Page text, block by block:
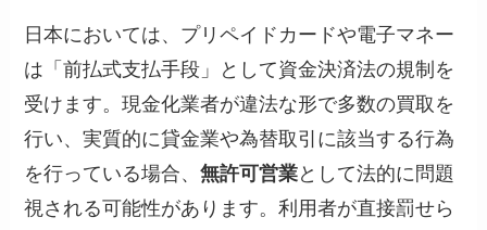
日本においては、プリペイドカードや電子マネー
は「前払式支払手段」として資金決済法の規制を
受けます。現金化業者が違法な形で多数の買取を
行い、実質的に貸金業や為替取引に該当する行為
を行っている場合、無許可営業として法的に問題
視される可能性があります。利用者が直接罰せら